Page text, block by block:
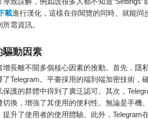
載進行漢化，這樣在你閱覽的同時、就能同
需資訊。
驅動因素
增長離不開多個核心因素的推動。首先，隱
Telegram。平臺採用的端到端加密技術，
護的群體中得到了廣泛認可。其次，
換，增強了其使用的便利性。無論是手機
升了使用者的使用體驗。此外，Telegram